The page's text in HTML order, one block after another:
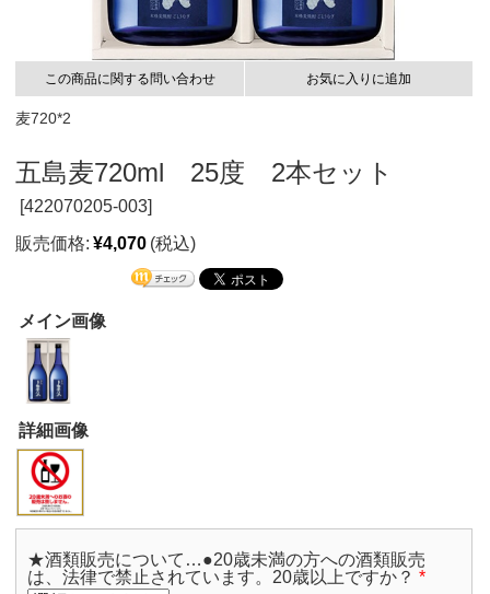
この商品に関する問い合わせ お気に入りに追加
麦720*2
五島麦720ml 25度 2本セット
[422070205-003]
販売価格: ¥4,070 (税込)
メイン画像
詳細画像
★酒類販売について…●20歳未満の方への酒類販売
は、法律で禁止されています。20歳以上ですか？ *